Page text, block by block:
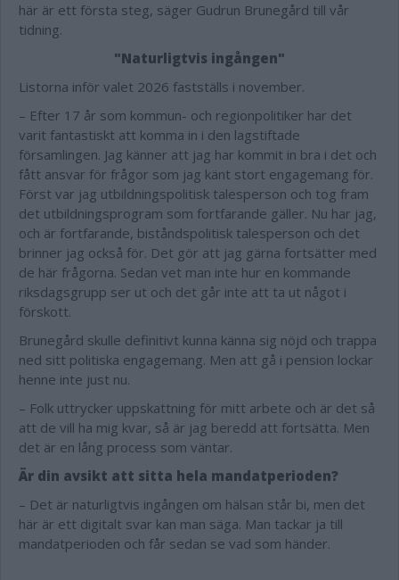
här är ett första steg, säger Gudrun Brunegård till vår
tidning.
"Naturligtvis ingången"
Listorna inför valet 2026 fastställs i november.
– Efter 17 år som kommun- och regionpolitiker har det
varit fantastiskt att komma in i den lagstiftade
församlingen. Jag känner att jag har kommit in bra i det och
fått ansvar för frågor som jag känt stort engagemang för.
Först var jag utbildningspolitisk talesperson och tog fram
det utbildningsprogram som fortfarande gäller. Nu har jag,
och är fortfarande, biståndspolitisk talesperson och det
brinner jag också för. Det gör att jag gärna fortsätter med
de här frågorna. Sedan vet man inte hur en kommande
riksdagsgrupp ser ut och det går inte att ta ut något i
förskott.
Brunegård skulle definitivt kunna känna sig nöjd och trappa
ned sitt politiska engagemang. Men att gå i pension lockar
henne inte just nu.
– Folk uttrycker uppskattning för mitt arbete och är det så
att de vill ha mig kvar, så är jag beredd att fortsätta. Men
det är en lång process som väntar.
Är din avsikt att sitta hela mandatperioden?
– Det är naturligtvis ingången om hälsan står bi, men det
här är ett digitalt svar kan man säga. Man tackar ja till
mandatperioden och får sedan se vad som händer.